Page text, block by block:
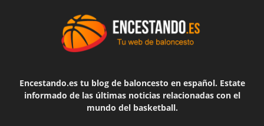
Encestando.es tu blog de baloncesto en español. Estate
informado de las últimas noticias relacionadas con el
mundo del basketball.